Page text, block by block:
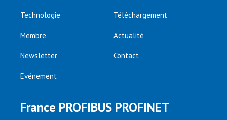
Technologie Téléchargement
Membre Actualité
Newsletter Contact
Evénement
France PROFIBUS PROFINET